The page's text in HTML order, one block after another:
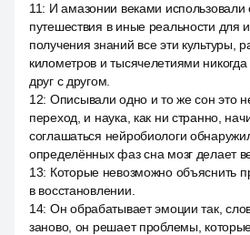
11: И амазонии веками использовали
путешествия в иные реальности для
получения знаний все эти культуры,
километров и тысячелетиями
друг с другом.
12: Описывали одно и то же сон это
переход, и наука, как ни странно,
соглашаться нейробиологи
определённых фаз сна мозг делает
13: Которые невозможно объяснить
в восстановлении.
14: Он обрабатывает эмоции так,
заново, он решает проблемы,